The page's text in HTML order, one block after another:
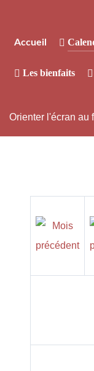
Accueil
Les bienfaits
Orienter l'écran au